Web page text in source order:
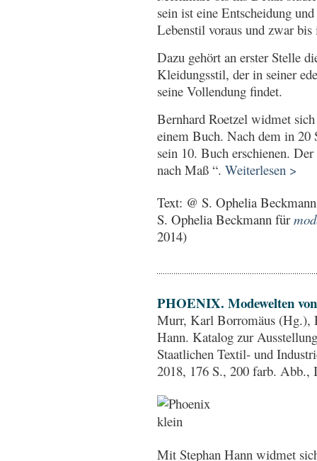
sein ist eine Entscheidung
Lebenstil voraus und zwar
Dazu gehört an erster Stelle
Kleidungsstil, der in seiner
seine Vollendung findet.
Bernhard Roetzel widmet
einem Buch. Nach dem in 20
sein 10. Buch erschienen.
nach Maß “.Weiterlesen >
Text: @S. Ophelia Beckmann
S. Ophelia Beckmann für
2014)
PHOENIX. Modewelten
Murr, Karl Borromäus (Hg.),
Hann. Katalog zur
Staatlichen Textil- und
2018, 176 S., 200 farb. Abb.,
Mit Stephan Hann widmet